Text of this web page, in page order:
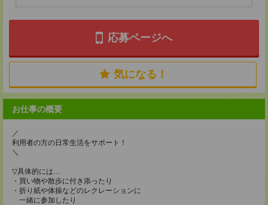
応募ページへ
気になる！
お仕事の概要
／
利用者の方の日常生活をサポート！
＼
▽具体的には…
・買い物や散歩に付き添ったり
・折り紙や体操などのレクレーションに
一緒に参加したり